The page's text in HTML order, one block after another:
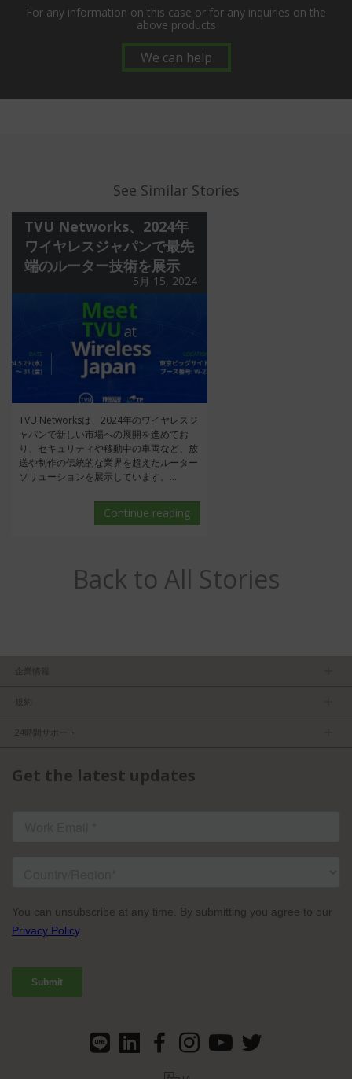
For any information on this case or for any inquiries on the
above products
We can help
See Similar Stories
TVU Networks、2024年
ワイヤレスジャパンで最先
端のルーター技術を展示
5月 15, 2024
TVU Networksは、2024年のワイヤレスジ
ャパンで新しい市場への展開を進めてお
り、セキュリティや移動中の車両など、放
送や制作の伝統的な業界を超えたルーター
ソリューションを展示しています。...
Continue reading
Back to All Stories
企業情報
求人
規約
ISO認証
24時間サポート
お問い合わせ
Get the latest updates